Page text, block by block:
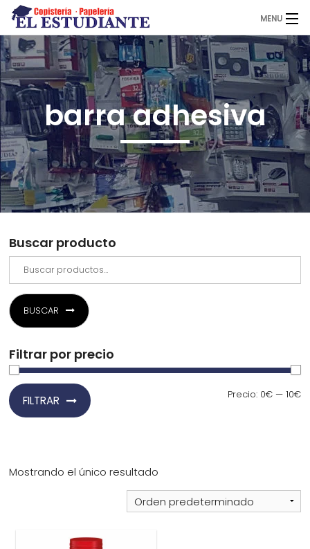
MENU
El Estudiante
Copistería
Papelería
Novedades
Contacto
¡Imprimir!
barra adhesiva
Buscar producto
BUSCAR
Filtrar por precio
Precio
mínimo
Precio
máximo
FILTRAR Precio: 0€— 10€
Mostrando el único resultado